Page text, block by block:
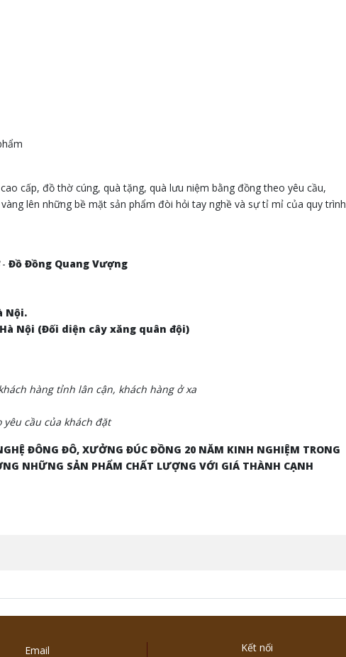
cấp, đồ thờ cúng, quà tặng, quà lưu niệm bằng đồng theo yêu cầu,
lên những bề mặt sản phẩm đòi hỏi tay nghề và sự tỉ mỉ của quy trình
- Đồ Đồng Quang Vượng
Nội.
Nội (Đối diện cây xăng quân đội)
hàng tỉnh lân cận, khách hàng ở xa
cầu của khách đặt
ĐÔNG ĐÔ, XƯỞNG ĐÚC ĐỒNG 20 NĂM KINH NGHIỆM TRONG
NHỮNG SẢN PHẨM CHẤT LƯỢNG VỚI GIÁ THÀNH CẠNH
Email Kết nối